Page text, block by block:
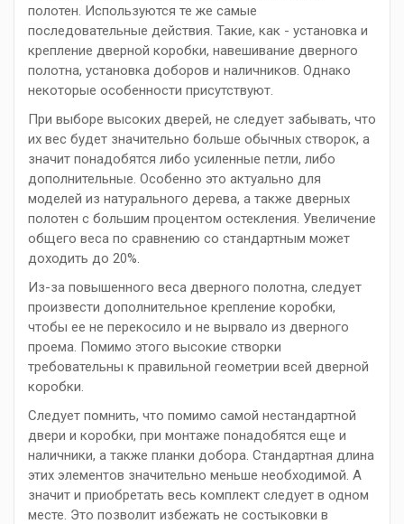
полотен. Используются те же самые
последовательные действия. Такие, как - установка и
крепление дверной коробки, навешивание дверного
полотна, установка доборов и наличников. Однако
некоторые особенности присутствуют.
При выборе высоких дверей, не следует забывать, что
их вес будет значительно больше обычных створок, а
значит понадобятся либо усиленные петли, либо
дополнительные. Особенно это актуально для
моделей из натурального дерева, а также дверных
полотен с большим процентом остекления. Увеличение
общего веса по сравнению со стандартным может
доходить до 20%.
Из-за повышенного веса дверного полотна, следует
произвести дополнительное крепление коробки,
чтобы ее не перекосило и не вырвало из дверного
проема. Помимо этого высокие створки
требовательны к правильной геометрии всей дверной
коробки.
Следует помнить, что помимо самой нестандартной
двери и коробки, при монтаже понадобятся еще и
наличники, а также планки добора. Стандартная длина
этих элементов значительно меньше необходимой. А
значит и приобретать весь комплект следует в одном
месте. Это позволит избежать не состыковки в